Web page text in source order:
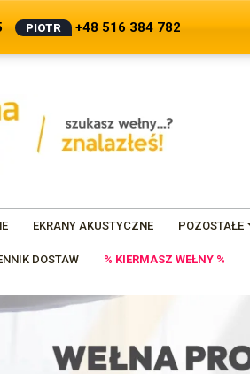
PIOTR +48 516 384 782
EKRANY AKUSTYCZNE POZOSTAŁE
DOSTAW % KIERMASZ WEŁNY %